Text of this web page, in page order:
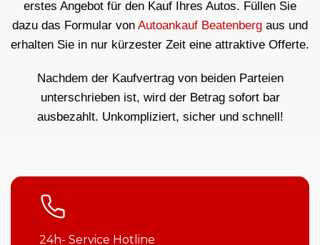
erstes Angebot für den Kauf Ihres Autos. Füllen Sie
dazu das Formular von Autoankauf Beatenberg aus und
erhalten Sie in nur kürzester Zeit eine attraktive Offerte.
Nachdem der Kaufvertrag von beiden Parteien
unterschrieben ist, wird der Betrag sofort bar
ausbezahlt. Unkompliziert, sicher und schnell!
24h- Service Hotline